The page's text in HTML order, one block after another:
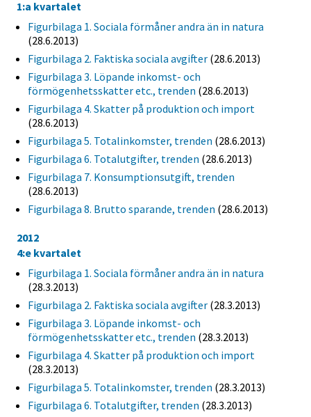
1:a kvartalet
Figurbilaga 1. Sociala förmåner andra än in natura
(28.6.2013)
Figurbilaga 2. Faktiska sociala avgifter (28.6.2013)
Figurbilaga 3. Löpande inkomst- och
förmögenhetsskatter etc., trenden (28.6.2013)
Figurbilaga 4. Skatter på produktion och import
(28.6.2013)
Figurbilaga 5. Totalinkomster, trenden (28.6.2013)
Figurbilaga 6. Totalutgifter, trenden (28.6.2013)
Figurbilaga 7. Konsumptionsutgift, trenden
(28.6.2013)
Figurbilaga 8. Brutto sparande, trenden (28.6.2013)
2012
4:e kvartalet
Figurbilaga 1. Sociala förmåner andra än in natura
(28.3.2013)
Figurbilaga 2. Faktiska sociala avgifter (28.3.2013)
Figurbilaga 3. Löpande inkomst- och
förmögenhetsskatter etc., trenden (28.3.2013)
Figurbilaga 4. Skatter på produktion och import
(28.3.2013)
Figurbilaga 5. Totalinkomster, trenden (28.3.2013)
Figurbilaga 6. Totalutgifter, trenden (28.3.2013)